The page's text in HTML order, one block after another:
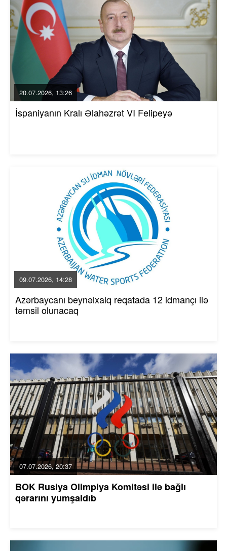
20.07.2026, 13:26
İspaniyanın Kralı Əlahəzrət VI Felipeyə
09.07.2026, 14:28
Azərbaycanı beynəlxalq reqatada 12 idmançı ilə
təmsil olunacaq
07.07.2026, 20:37
BOK Rusiya Olimpiya Komitəsi ilə bağlı
qərarını yumşaldıb